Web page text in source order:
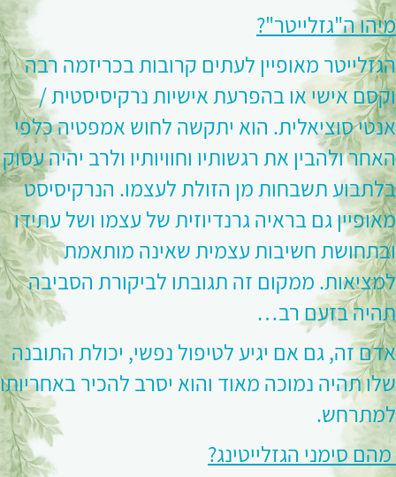
מיהו ה"גזלייטר"?
הגזלייטר מאופיין לעתים קרובות בכריזמה רבה
וקסם אישי או בהפרעת אישיות נרקיסיסטית /
אנטי סוציאלית. הוא יתקשה לחוש אמפטיה כלפי
האחר ולהבין את רגשותיו וחוויותיו ולרב יהיה עסוק
בלתבוע תשבחות מן הזולת לעצמו. הנרקיסיסט
מאופיין גם בראיה גרנדיוזית של עצמו ושל עתידו
ובתחושת חשיבות עצמית שאינה מותאמת
למציאות. ממקום זה תגובתו לביקורת הסביבה
תהיה בזעם רב…
אדם זה, גם אם יגיע לטיפול נפשי, יכולת התובנה
שלו תהיה נמוכה מאוד והוא יסרב להכיר באחריותו
למתרחש.
מהם סימני הגזלייטינג?